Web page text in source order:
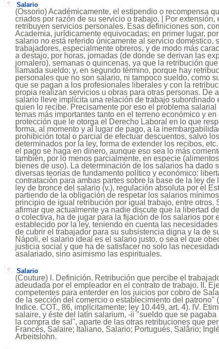
Salario
(Ossorio) Académicamente, el estipendio o recompensa
criados por razón de su servicio o trabajo. | Por extensión,
retribuyen servicios personales. Esas definiciones son,
Academia, jurídicamente equivocadas; en primer lugar,
salario no está referido únicamente al servicio doméstico,
trabajadores, especialmente obreros, y de modo más
a destajo, por horas, jornadas (de donde se derivan las
jornalero), semanas o quincenas, ya que la retribución
llamada sueldo; y, en segundo término, porque hay
personales que no son salario, ni tampoco sueldo, como
que se pagan a los profesionales liberales y con la
propia realizan servicios u obras para otras personas. De
salario lleve implícita una relación de trabajo subordinado
quien lo recibe. Precisamente por eso el problema
temas más importantes tanto en el terreno económico y
protección que le otorga el Derecho Laboral en lo que
forma, al momento y al lugar de pago, a la
prohibición total o parcial de efectuar descuentos, salvo
determinados por la ley, forma de extender los recibos,
el pago se haga en dinero, aunque eso sea lo más
también, por lo menos parcialmente, en especie
bienes de uso). La determinación de los salarios ha dado
diversas teorías de fundamento político y económico:
contratación para ambas partes sobre la base de la ley de
ley de bronce del salario (v.), regulación absoluta por el
partiendo de la obligación de respetar los salarios
principio de igual retribución por igual trabajo, entre otros.
afirmar que actualmente ya nadie discute que la libertad
o colectiva, ha de jugar para la fijación de los salarios por
establecido por la ley, teniendo en cuenta las
de cubrir el trabajador para su subsistencia digna y la de
Nápoli, el salario ideal es el salario justo, o sea el que
justicia social y que ha de satisfacer no solo las
asalariado, sino asimismo las espirituales.
Salario
(Couture) I. Definición. Retribución que percibe el
adeudada por el empleador en el contrato de trabajo. II.
competentes para enterder en los juicios por cobro de
de la sección del comercio o establecimiento del patrono"
Indice. COT., 86, implícitamente; ley 10.449, art. 4). IV.
salaire, y éste del latín salarium, -ii "sueldo que se
la compra de sal", aparte de las otras retribuciones que
Francés, Salaire; Italiano, Salario; Portugués, Salârio;
Arbeitslohn.